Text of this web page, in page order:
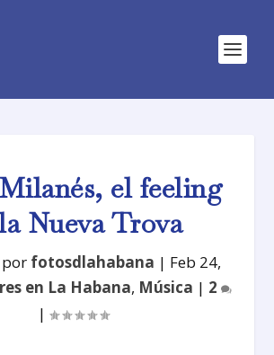
el feeling
Nueva Trova
fotosdlahabana | Feb 24,
en La Habana, Música | 2
|